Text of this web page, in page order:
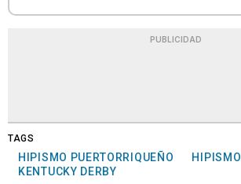
PUBLICIDAD
TAGS
HIPISMO PUERTORRIQUEÑO
HIPISMO
KENTUCKY DERBY